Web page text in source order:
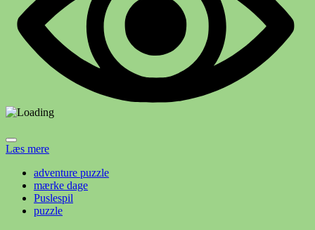
Læs mere
adventure puzzle
mærke dage
Puslespil
puzzle